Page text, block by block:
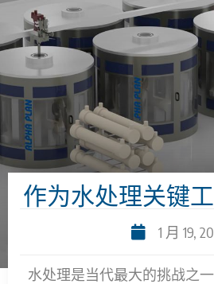
作为水处理关键
1 月 19,
水处理是当代最大的挑战之